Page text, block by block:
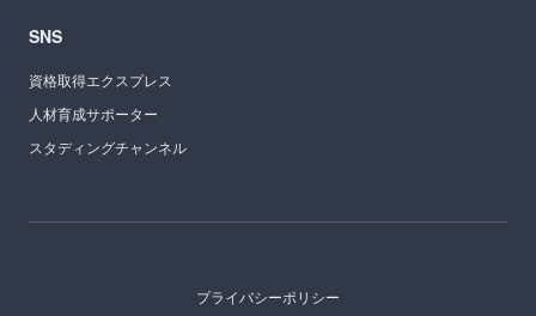
SNS
資格取得エクスプレス
人材育成サポーター
スタディングチャンネル
プライバシーポリシー